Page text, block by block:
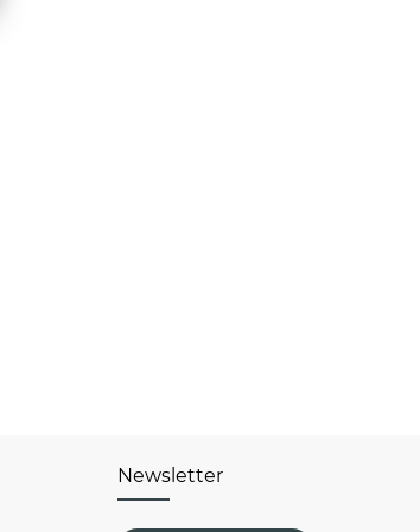
Newsletter